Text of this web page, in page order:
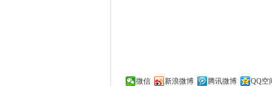
微信 新浪微博 腾讯微博 QQ空